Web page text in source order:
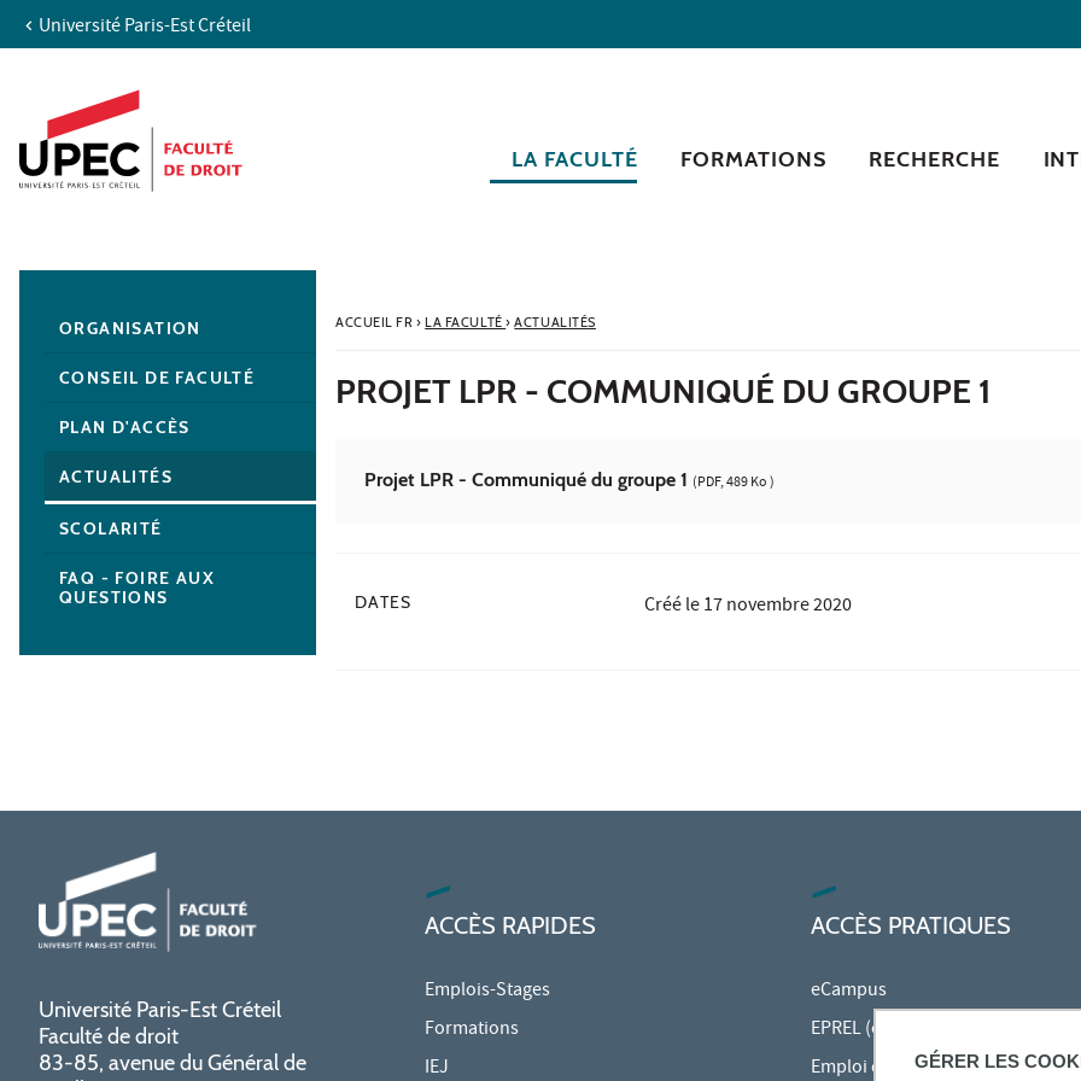
GÉRER LES
Aller au contenu
Accès directs
Recherche
Navigation secondaire
Université Paris-Est Créteil
LA FACULTÉ FORMATIONS RECHERCHE
ACCUEIL FR› LA FACULTÉ› ACTUALITÉS
PROJET LPR - COMMUNIQUÉ DU GROUPE 1
Projet LPR - Communiqué du groupe 1 (PDF, 489 Ko )
DATES Créé le17 novembre 2020
ORGANISATION
CONSEIL DE FACULTÉ
PLAN D'ACCÈS
ACTUALITÉS
SCOLARITÉ
FAQ - FOIRE AUX
QUESTIONS
Université Paris-Est Créteil
Faculté de droit
83-85, avenue du Général de
ACCÈS RAPIDES
Emplois-Stages
Formations
IEJ
ACCÈS PRATIQUES
eCampus
EPREL (cours en ligne)
Emploi du temps en ligne (ADE)